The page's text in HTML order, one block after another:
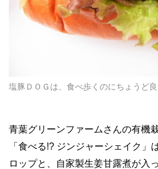
塩豚ＤＯＧは、食べ歩くのにちょうど
青葉グリーンファームさんの有機
「食べる!? ジンジャーシェイク」
ロップと、自家製生姜甘露煮が入